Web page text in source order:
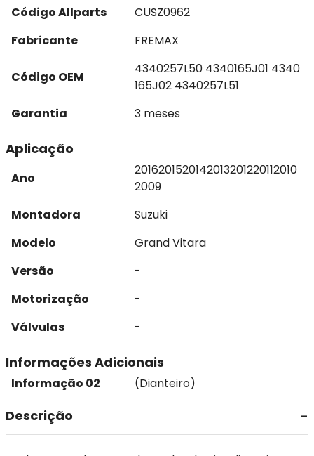
Código Allparts
CUSZ0962
Fabricante
FREMAX
Código OEM
4340257L50 4340165J01 4340
165J02 4340257L51
Garantia
3 meses
Aplicação
Ano
2016201520142013201220112010
2009
Montadora
Suzuki
Modelo
Grand Vitara
Versão
-
Motorização
-
Válvulas
-
Informações Adicionais
Informação 02 (Dianteiro)
Descrição